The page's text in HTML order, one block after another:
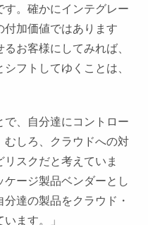
す。確かにインテグレー
付加価値ではあります
お客様にしてみれば、
フトしてゆくことは、
で、自分達にコントロー
むしろ、クラウドへの対
スクだと考えていま
ージ製品ベンダーとし
達の製品をクラウド・
ます。」